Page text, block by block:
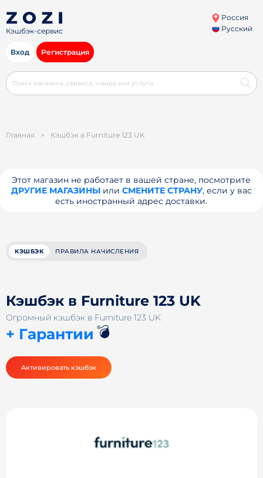
Кэшбэк-сервис
Россия
Русский
Вход Регистрация
Главная > Кэшбэк в Furniture 123 UK
Этот магазин не работает в вашей стране, посмотрите
ДРУГИЕ МАГАЗИНЫили СМЕНИТЕ СТРАНУ, если у вас
есть иностранный адрес доставки.
КЭШБЭК ПРАВИЛА НАЧИСЛЕНИЯ
Кэшбэк в Furniture 123 UK
Огромный кэшбэк в Furniture 123 UK
+ Гарантии 💣
Активировать кэшбэк